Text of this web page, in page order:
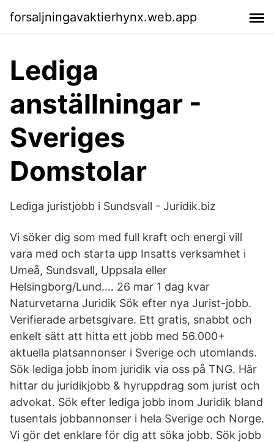
forsaljningavaktierhynx.web.app
Lediga
anställningar -
Sveriges
Domstolar
Lediga juristjobb i Sundsvall - Juridik.biz
Vi söker dig som med full kraft och energi vill
vara med och starta upp Insatts verksamhet i
Umeå, Sundsvall, Uppsala eller
Helsingborg/Lund.… 26 mar 1 dag kvar
Naturvetarna Juridik Sök efter nya Jurist-jobb.
Verifierade arbetsgivare. Ett gratis, snabbt och
enkelt sätt att hitta ett jobb med 56.000+
aktuella platsannonser i Sverige och utomlands.
Sök lediga jobb inom juridik via oss på TNG. Här
hittar du juridikjobb & hyruppdrag som jurist och
advokat. Sök efter lediga jobb inom Juridik bland
tusentals jobbannonser i hela Sverige och Norge.
Vi gör det enklare för dig att söka jobb. Sök jobb